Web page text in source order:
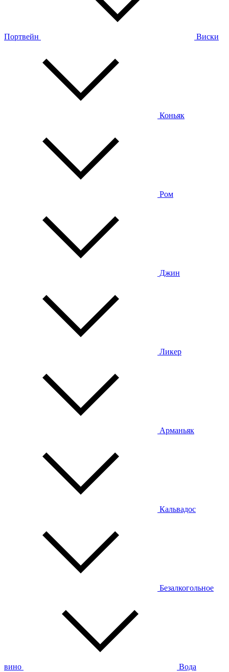
Портвейн Виски
Коньяк
Ром
Джин
Ликер
Арманьяк
Кальвадос
Безалкогольное
вино Вода